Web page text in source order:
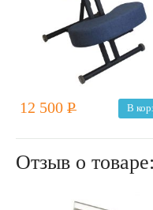
12 500 Р В
Отзыв о